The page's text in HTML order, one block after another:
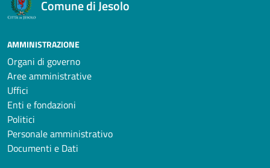
Comune di Jesolo
AMMINISTRAZIONE
Organi di governo
Aree amministrative
Uffici
Enti e fondazioni
Politici
Personale amministrativo
Documenti e Dati